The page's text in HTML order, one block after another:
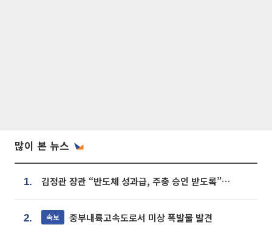
많이 본 뉴스
1. 김정관 장관 “반도체 성과급, 주총 승인 받도록”…상법·자본시장법 개정 시사
2. 속보 중부내륙고속도로서 미상 폭발물 발견